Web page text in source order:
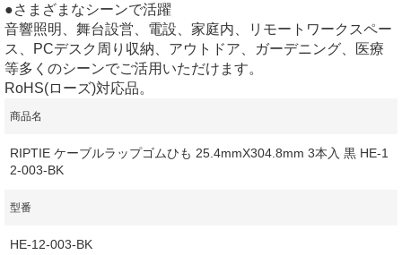
●さまざまなシーンで活躍
音響照明、舞台設営、電設、家庭内、リモートワークスペー
ス、PCデスク周り収納、アウトドア、ガーデニング、医療
等多くのシーンでご活用いただけます。
RoHS(ローズ)対応品。
商品名
RIPTIE ケーブルラップゴムひも 25.4mmX304.8mm 3本入 黒 HE-1
2-003-BK
型番
HE-12-003-BK